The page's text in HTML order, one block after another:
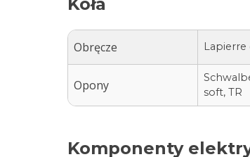
Obręcze Lapierre
Opony
soft, TR
Komponenty